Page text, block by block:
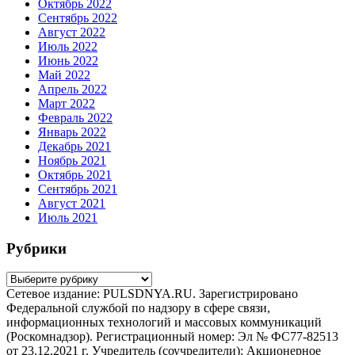
Октябрь 2022
Сентябрь 2022
Август 2022
Июль 2022
Июнь 2022
Май 2022
Апрель 2022
Март 2022
Февраль 2022
Январь 2022
Декабрь 2021
Ноябрь 2021
Октябрь 2021
Сентябрь 2021
Август 2021
Июль 2021
Рубрики
Рубрики
Сетевое издание: PULSDNYA.RU. Зарегистрировано
Федеральной службой по надзору в сфере связи,
информационных технологий и массовых коммуникаций
(Роскомнадзор). Регистрационный номер: Эл № ФС77-82513
от 23.12.2021 г. Учредитель (соучредители): Акционерное